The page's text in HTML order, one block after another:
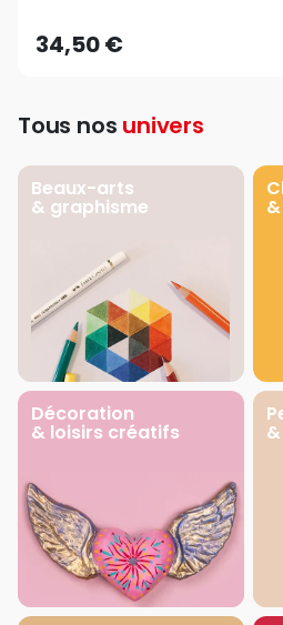
34,50 €
Tous nos univers
Beaux-arts
& graphisme
Décoration
& loisirs créatifs